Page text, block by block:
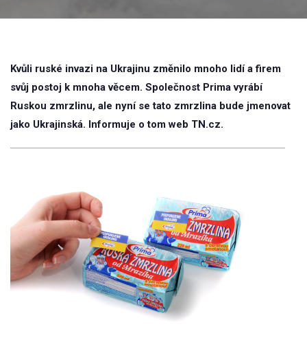
Kvůli ruské invazi na Ukrajinu změnilo mnoho lidí a firem
svůj postoj k mnoha věcem. Společnost Prima vyrábí
Ruskou zmrzlinu, ale nyní se tato zmrzlina bude jmenovat
jako Ukrajinská. Informuje o tom web TN.cz.